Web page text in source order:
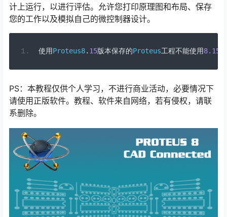
计上运行，以进行评估。允许您打印原理图和布局、保存
您的工作以及模拟自己的微控制器设计。
使用Proteus8. 15版本保存的Proteus工程不能使用8.15
PS：本教程仅供个人学习，不进行商业活动，必要情况下
请使用正版软件。教程、软件来自网络，若有侵权，请联
系删除。